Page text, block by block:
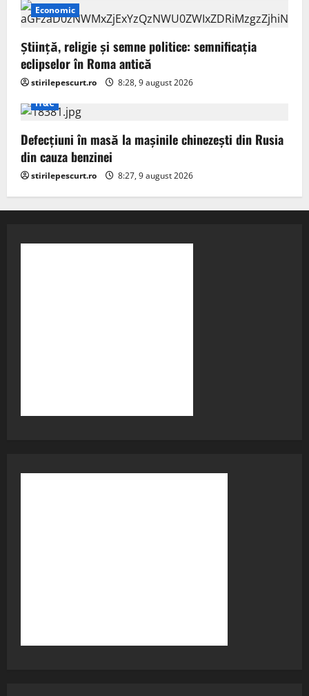
Economic
Știință, religie și semne politice: semnificația
eclipselor în Roma antică
stirilepescurt.ro
8:28, 9 august 2026
IT&C
Defecțiuni în masă la mașinile chinezești din Rusia
din cauza benzinei
stirilepescurt.ro 8:27, 9 august 2026